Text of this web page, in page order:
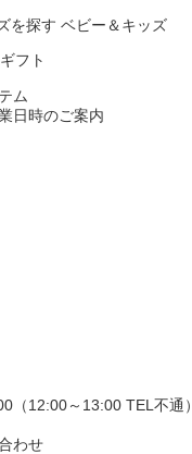
ベビー＆キッズ
ギフト
日時のご案内
（12:00～13:00 TEL不通）
わせ